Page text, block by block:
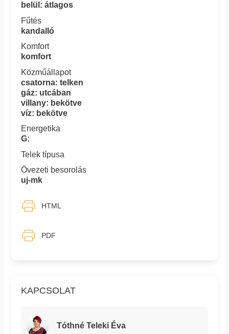
KAPCSOLAT
Tóthné Teleki Éva
belül: átlagos
Fűtés
kandalló
Komfort
komfort
Közműállapot
csatorna: telken
gáz: utcában
villany: bekötve
víz: bekötve
Energetika
G:
Telek típusa
Övezeti besorolás
uj-mk
HTML
PDF